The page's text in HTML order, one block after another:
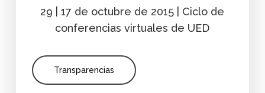
29 | 17 de octubre de 2015 | Ciclo de
conferencias virtuales de UED
Transparencias